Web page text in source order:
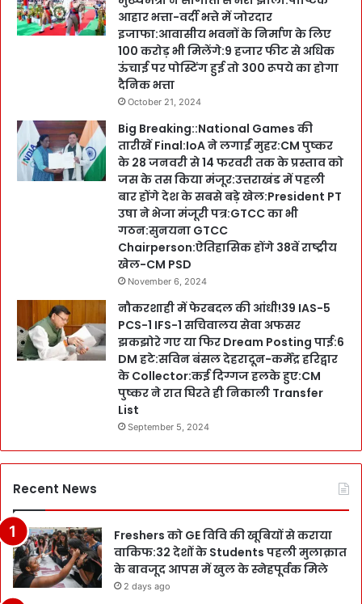
आहार भत्ता-वर्दी भत्ते में जोरदार
इजाफा:आवासीय भवनों के निर्माण के लिए
100 करोड़ भी मिलेंगे:9 हजार फीट से अधिक
ऊंचाई पर पोस्टिंग हुई तो 300 रूपये का होगा
दैनिक भत्ता
October 21, 2024
Big Breaking::National Games की
तारीखें Final:IoA ने लगाईं मुहर:CM पुष्कर
के 28 जनवरी से 14 फरवरी तक के प्रस्ताव को
जस के तस किया मंजूर:उत्तराखंड में पहली
बार होंगे देश के सबसे बड़े खेल:President PT
उषा ने भेजा मंजूरी पत्र:GTCC का भी
गठन:सुनयना GTCC
Chairperson:ऐतिहासिक होंगे 38वें राष्ट्रीय
खेल-CM PSD
November 6, 2024
नौकरशाही में फेरबदल की आंधी!39 IAS-5
PCS-1 IFS-1 सचिवालय सेवा अफसर
झकझोरे गए या फिर Dream Posting पाई:6
DM हटे:सविन बंसल देहरादून-कर्मेंद्र हरिद्वार
के Collector:कई दिग्गज हलके हुए:CM
पुष्कर ने रात घिरते ही निकाली Transfer
List
September 5, 2024
Recent News
Freshers को GE विवि की खूबियों से कराया
वाकिफ:32 देशों के Students पहली मुलाक़ात
के बावजूद आपस में खुल के स्नेहपूर्वक मिले
2 days ago